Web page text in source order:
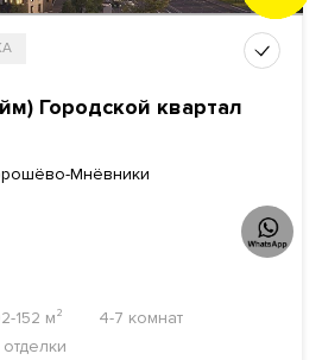
Городской квартал
Мнёвники
152 м²
4-7 комнат